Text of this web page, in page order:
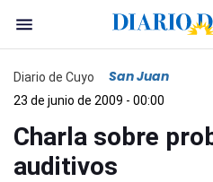
Diario de Cuyo San Juan
23 de junio de 2009 - 00:00
Charla sobre
auditivos